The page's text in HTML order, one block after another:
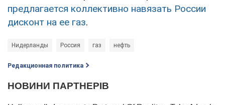
предлагается коллективно навязать России
дисконт на ее газ.
Нидерланды Россия газ нефть
Редакционная политика